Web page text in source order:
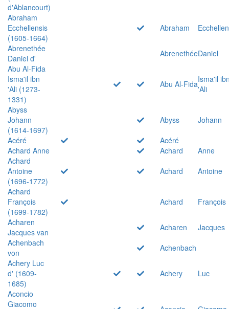
d'Ablancourt)
Abraham
Ecchellensis
(1605-1664)
Abraham
Abrenethée
Daniel d'
AbrenethéeDaniel
Abu Al-Fida
Isma'il ibn
'Ali (1273-
1331)
Abu Al-FidaIsma'il
'Ali
Abyss
Johann
(1614-1697)
Abyss
Johann
Acéré
Acéré
Achard Anne
Achard
Anne
Achard
Antoine
(1696-1772)
Achard
Antoine
Achard
François
(1699-1782)
Achard
François
Acharen
Jacques van
Acharen
Jacques
Achenbach
von
Achenbach
Achery Luc
d' (1609-
1685)
Achery
Luc
Aconcio
Giacomo